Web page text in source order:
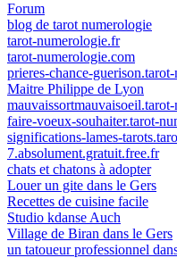
Forum
blog de tarot numerologie
tarot-numerologie.fr
tarot-numerologie.com
prieres-chance-
Maitre Philippe de Lyon
faire-voeux-souhaiter.tarot-
significations-lames-
7.absolument.gratuit.free.fr
chats et chatons à adopter
Louer un gite dans le Gers
Recettes de cuisine facile
Studio kdanse Auch
Village de Biran dans le Gers
un tatoueur professionnel